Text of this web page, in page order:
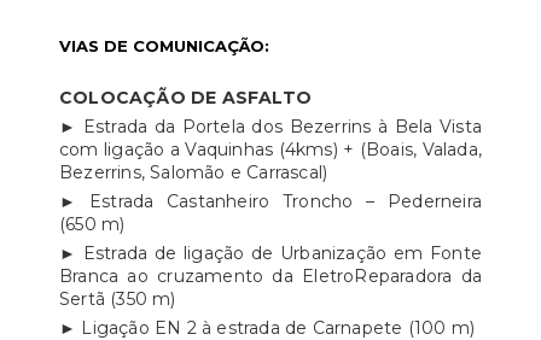
VIAS DE COMUNICAÇÃO:
COLOCAÇÃO DE ASFALTO
► Estrada da Portela dos Bezerrins à Bela Vista
com ligação a Vaquinhas (4kms) + (Boais, Valada,
Bezerrins, Salomão e Carrascal)
► Estrada Castanheiro Troncho – Pederneira
(650 m)
► Estrada de ligação de Urbanização em Fonte
Branca ao cruzamento da EletroReparadora da
Sertã (350 m)
► Ligação EN 2 à estrada de Carnapete (100 m)